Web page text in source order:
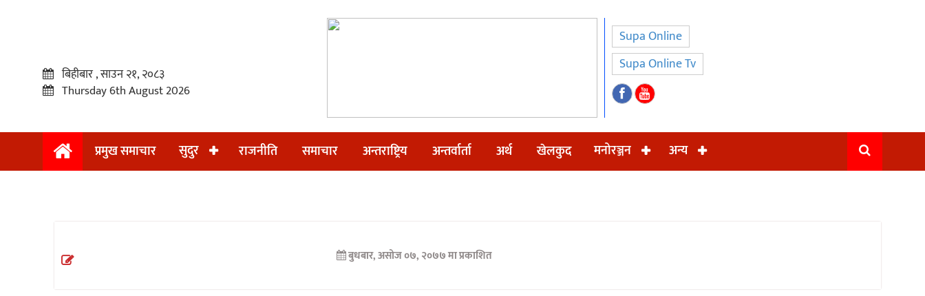
प्रमुख
बिहीबार , साउन २१, २०८३
Thursday 6th August 2026
Supa Online
Supa Online Tv
प्रमुख समाचार सुदुर राजनीति समाचार अन्तराष्ट्रिय अन्तर्वार्ता अर्थ खेलकुद मनोरञ्जन अन्य
बुधबार, असोज ०७, २०७७ मा प्रकाशित